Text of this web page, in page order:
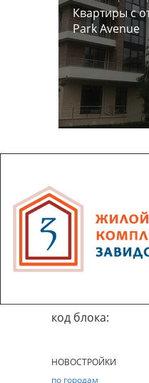
Квартиры с
Park Avenue
код блока:
НОВОСТРОЙКИ
по городам